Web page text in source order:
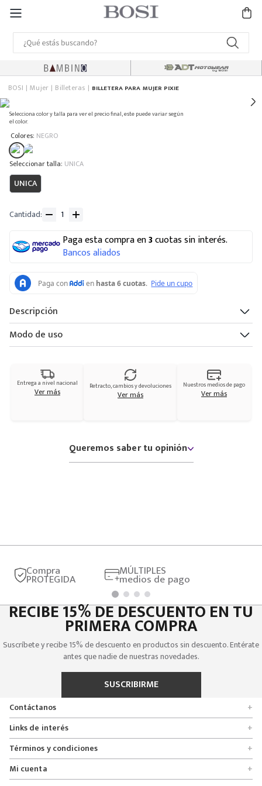
BOSI Mujer Billeteras BILLETERA PARA MUJER PIXIE
Selecciona color y talla para ver el precio final, este puede variar según
el color.
Colores: NEGRO
: UNICA
UNICA
Cantidad
Paga esta compra en3cuotas sin interés.
Bancos aliados
Descripción
Modo de uso
Entrega a nivel nacional
Ver más Retracto, cambios y devoluciones
Ver más
Nuestros medios de pago
Ver más
Queremos saber tu opinión
Compra
PROTEGIDA
MÚLTIPLES
medios de pago
RECIBE 15% DE DESCUENTO EN TU
PRIMERA COMPRA
Suscríbete y recibe 15% de descuento en productos sin descuento. Entérate
antes que nadie de nuestras novedades.
SUSCRIBIRME
Contáctanos
+
Encuentra tu tienda
Formulario de solicitudes
Servicio al cliente
Línea nacional 01 8000 112674
Links de interés +
Quienes somos
Políticas de entrega, cambio y devolución
Políticas de privacidad
Términos y condiciones +
Promociones
Crédito Addi
Mi cuenta +
Rastrear mi pedido